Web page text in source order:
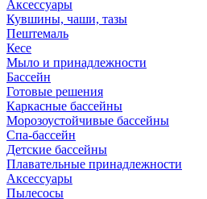
Аксессуары
Кувшины, чаши, тазы
Пештемаль
Кесе
Мыло и принадлежности
Бассейн
Готовые решения
Каркасные бассейны
Морозоустойчивые бассейны
Спа-бассейн
Детские бассейны
Плавательные принадлежности
Аксессуары
Пылесосы